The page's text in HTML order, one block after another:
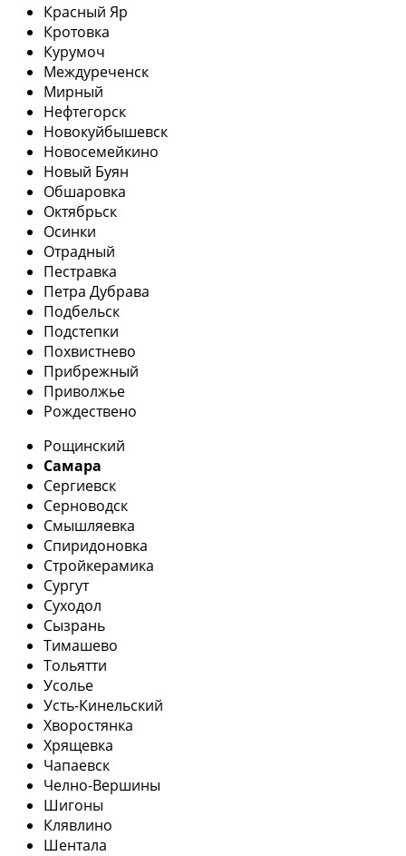
Красный Яр
Кротовка
Курумоч
Междуреченск
Мирный
Нефтегорск
Новокуйбышевск
Новосемейкино
Новый Буян
Обшаровка
Октябрьск
Осинки
Отрадный
Пестравка
Петра Дубрава
Подбельск
Подстепки
Похвистнево
Прибрежный
Приволжье
Рождествено
Рощинский
Самара
Сергиевск
Серноводск
Смышляевка
Спиридоновка
Стройкерамика
Сургут
Суходол
Сызрань
Тимашево
Тольятти
Усолье
Усть-Кинельский
Хворостянка
Хрящевка
Чапаевск
Челно-Вершины
Шигоны
Клявлино
Шентала